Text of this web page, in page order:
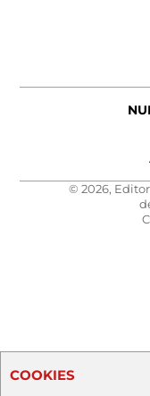
© 2026,
COOKIES